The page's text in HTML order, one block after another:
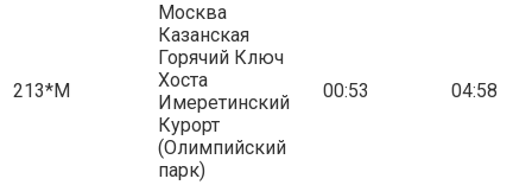
213*М
Москва
Казанская
Горячий Ключ
Хоста
Имеретинский
Курорт
(Олимпийский
парк)
00:53 04:58